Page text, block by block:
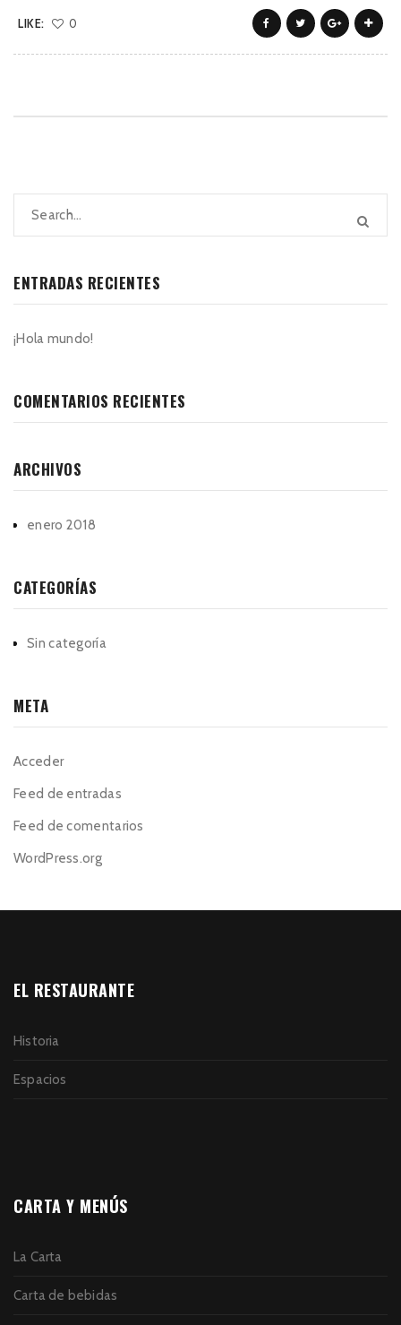
LIKE: 0
ENTRADAS RECIENTES
¡Hola mundo!
COMENTARIOS RECIENTES
ARCHIVOS
enero 2018
CATEGORÍAS
Sin categoría
META
Acceder
Feed de entradas
Feed de comentarios
WordPress.org
EL RESTAURANTE
Historia
Espacios
CARTA Y MENÚS
La Carta
Carta de bebidas